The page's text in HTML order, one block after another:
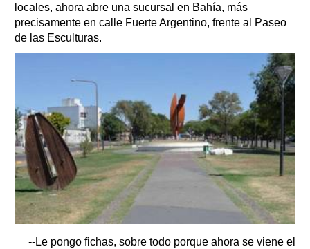
locales, ahora abre una sucursal en Bahía, más
precisamente en calle Fuerte Argentino, frente al Paseo
de las Esculturas.
--Le pongo fichas, sobre todo porque ahora se viene el